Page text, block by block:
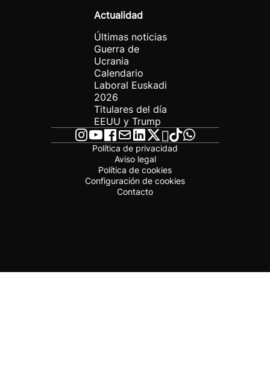
Actualidad
Últimas noticias
Guerra de
Ucrania
Calendario
Laboral Euskadi
2026
Titulares del día
EEUU y Trump
Política de privacidad
Aviso legal
Política de cookies
Configuración de cookies
Contacto